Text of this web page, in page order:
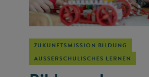
ZUKUNFTSMISSION BILDUNG
AUSSERSCHULISCHES LERNEN